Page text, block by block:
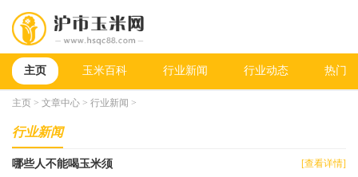
主页 玉米百科 行业新闻 行业动态 热门
主页 > 文章中心 > 行业新闻 >
行业新闻
哪些人不能喝玉米须
[查看详情]